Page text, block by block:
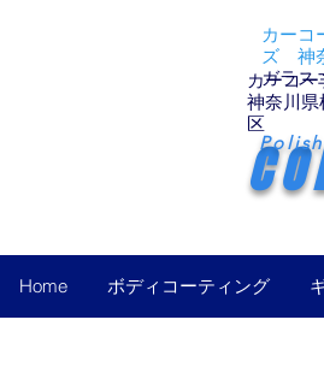
カー
ズ 神
ガラス
カーコ
神奈川
区
Home ボディコーティング